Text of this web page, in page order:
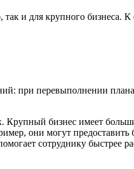
и для крупного бизнеса. К
при перевыполнении
бизнес имеет
они могут предоставить
сотруднику быстрее